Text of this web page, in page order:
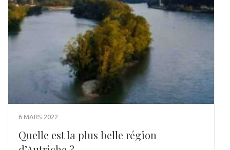
6 MARS 2022
Quelle est la plus belle région